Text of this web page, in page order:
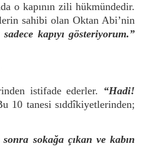
o kapının zili hükmündedir.
sahibi olan Oktan Abi’nin
kapıyı gösteriyorum.”
istifade ederler. “Hadi!
10 tanesi sıddîkiyetlerinden;
sokağa çıkan ve kabın